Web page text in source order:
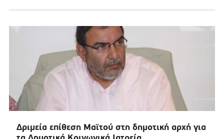
Δριμεία επίθεση Μαϊτού στη δημοτική αρχή για